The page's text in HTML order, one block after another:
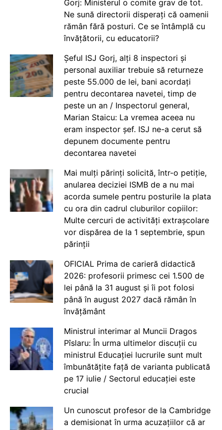
Gorj: Ministerul o comite grav de tot.
Ne sună directorii disperați că oamenii
rămân fără posturi. Ce se întâmplă cu
învățătorii, cu educatorii?
Șeful ISJ Gorj, alți 8 inspectori și
personal auxiliar trebuie să returneze
peste 55.000 de lei, bani acordați
pentru decontarea navetei, timp de
peste un an / Inspectorul general,
Marian Staicu: La vremea aceea nu
eram inspector șef. ISJ ne-a cerut să
depunem documente pentru
decontarea navetei
Mai mulți părinți solicită, într-o petiție,
anularea deciziei ISMB de a nu mai
acorda sumele pentru posturile la plata
cu ora din cadrul cluburilor copiilor:
Multe cercuri de activități extrașcolare
vor dispărea de la 1 septembrie, spun
părinții
OFICIAL Prima de carieră didactică
2026: profesorii primesc cei 1.500 de
lei până la 31 august și îi pot folosi
până în august 2027 dacă rămân în
învățământ
Ministrul interimar al Muncii Dragos
Pîslaru: În urma ultimelor discuții cu
ministrul Educației lucrurile sunt mult
îmbunătățite față de varianta publicată
pe 17 iulie / Sectorul educației este
crucial
Un cunoscut profesor de la Cambridge
a demisionat în urma acuzațiilor că ar